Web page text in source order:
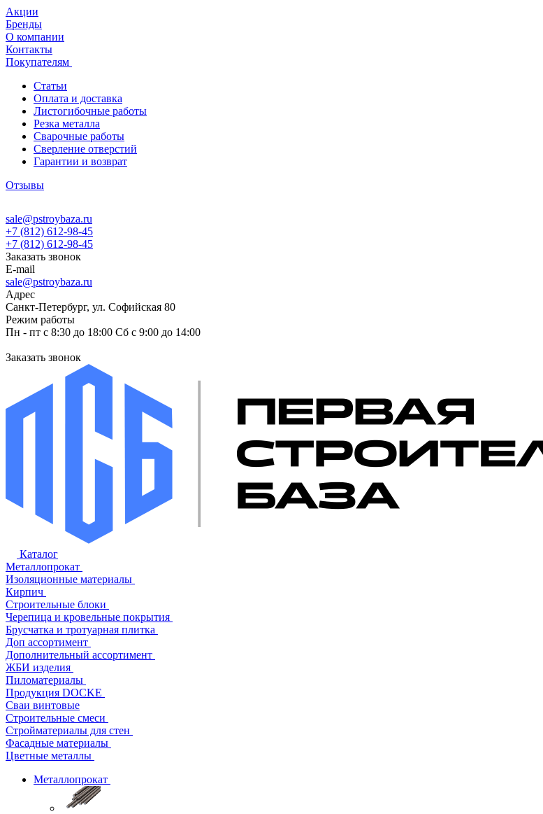
Акции
Бренды
О компании
Контакты
Покупателям
Статьи
Оплата и доставка
Листогибочные работы
Резка металла
Сварочные работы
Сверление отверстий
Гарантии и возврат
Отзывы
sale@pstroybaza.ru
+7 (812) 612-98-45
+7 (812) 612-98-45
Заказать звонок
E-mail
sale@pstroybaza.ru
Адрес
Санкт-Петербург, ул. Софийская 80
Режим работы
Пн - пт с 8:30 до 18:00 Сб с 9:00 до 14:00
Заказать звонок
Каталог
Металлопрокат
Изоляционные материалы
Кирпич
Строительные блоки
Черепица и кровельные покрытия
Брусчатка и тротуарная плитка
Доп ассортимент
Дополнительный ассортимент
ЖБИ изделия
Пиломатериалы
Продукция DOCKE
Сваи винтовые
Строительные смеси
Стройматериалы для стен
Фасадные материалы
Цветные металлы
Металлопрокат